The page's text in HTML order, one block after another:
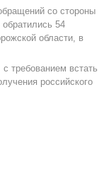
со стороны
54
области, в
требованием встать
российского